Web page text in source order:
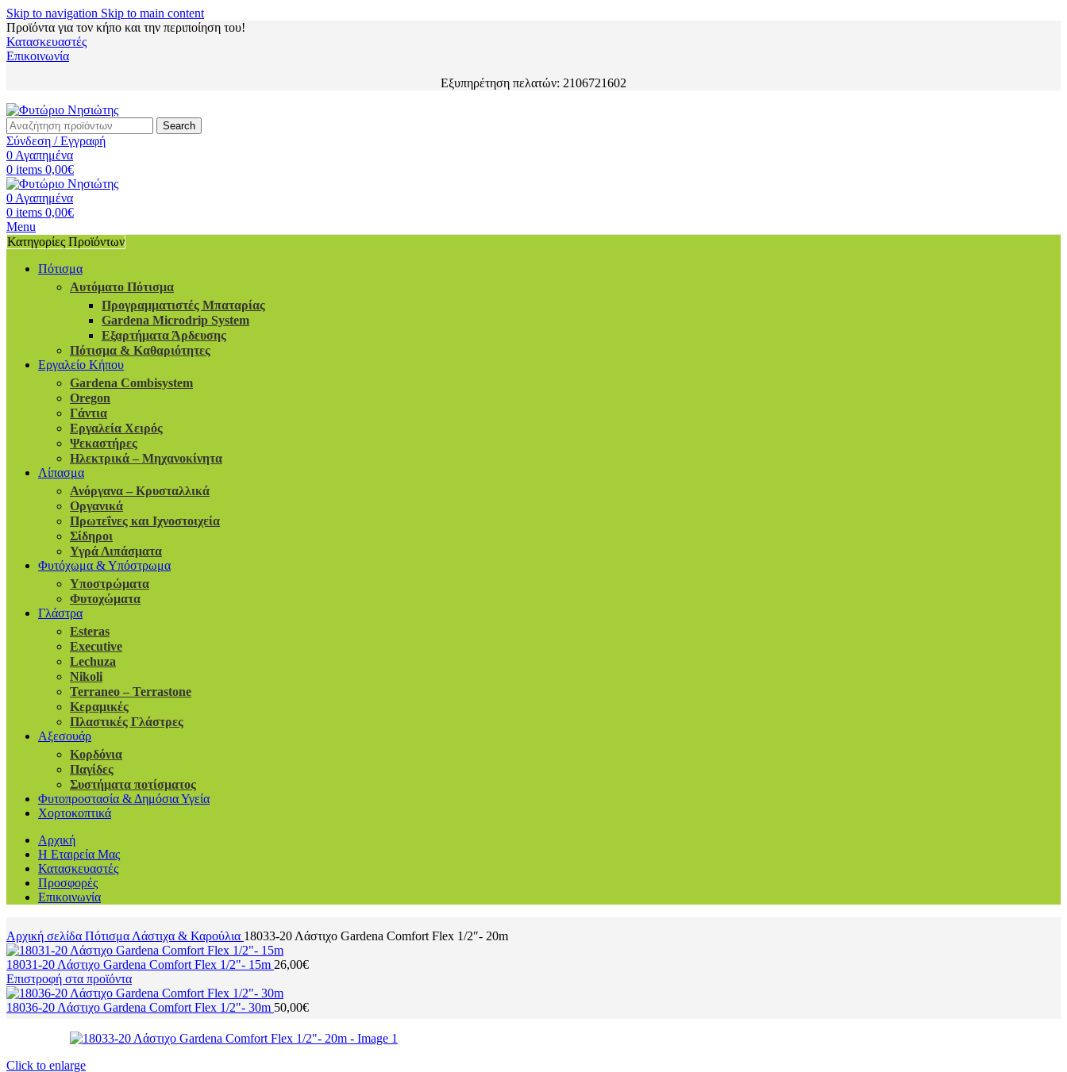
Skip to navigation Skip to main content
Προϊόντα για τον κήπο και την περιποίηση του!
Κατασκευαστές
Επικοινωνία
Εξυπηρέτηση πελατών: 2106721602
Search
Σύνδεση / Εγγραφή
0 Αγαπημένα
0 items 0,00€
0 Αγαπημένα
0 items 0,00€
Menu
Κατηγορίες Προϊόντων
Πότισμα
Αυτόματο Πότισμα
Προγραμματιστές Μπαταρίας
Gardena Microdrip System
Εξαρτήματα Άρδευσης
Πότισμα & Καθαριότητες
Εργαλείο Κήπου
Gardena Combisystem
Oregon
Γάντια
Εργαλεία Χειρός
Ψεκαστήρες
Ηλεκτρικά – Μηχανοκίνητα
Λίπασμα
Ανόργανα – Κρυσταλλικά
Οργανικά
Πρωτεΐνες και Ιχνοστοιχεία
Σίδηροι
Υγρά Λιπάσματα
Φυτόχωμα & Υπόστρωμα
Υποστρώματα
Φυτοχώματα
Γλάστρα
Esteras
Executive
Lechuza
Nikoli
Terraneo – Terrastone
Κεραμικές
Πλαστικές Γλάστρες
Αξεσουάρ
Κορδόνια
Παγίδες
Συστήματα ποτίσματος
Φυτοπροστασία & Δημόσια Υγεία
Χορτοκοπτικά
Αρχική
Η Εταιρεία Μας
Κατασκευαστές
Προσφορές
Επικοινωνία
Αρχική σελίδα Πότισμα Λάστιχα & Καρούλια 18033-20 Λάστιχο Gardena Comfort Flex 1/2″- 20m
18031-20 Λάστιχο Gardena Comfort Flex 1/2"- 15m 26,00€
Επιστροφή στα προϊόντα
18036-20 Λάστιχο Gardena Comfort Flex 1/2"- 30m 50,00€
Click to enlarge